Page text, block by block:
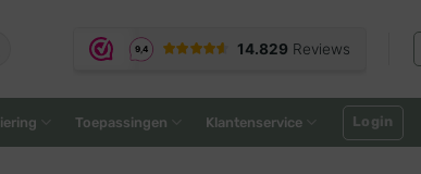
Toepassingen Klantenservice Login